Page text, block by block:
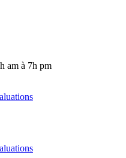
am à 7h pm